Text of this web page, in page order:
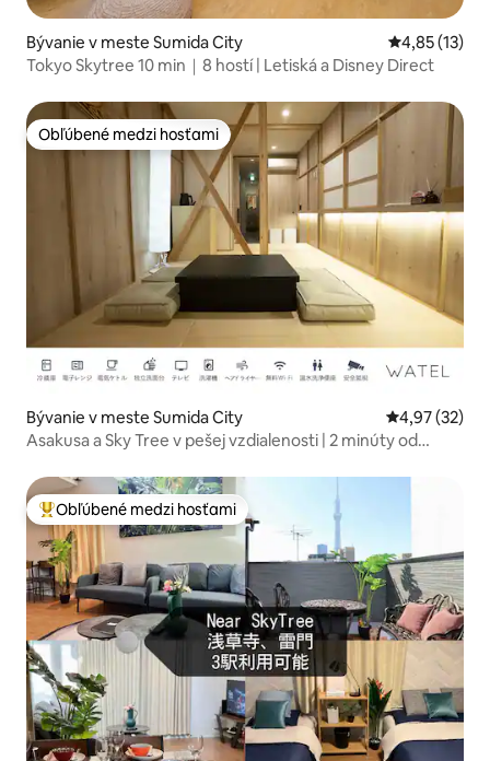
Bývanie v meste Sumida City Priemerné
4,85 (13)
Tokyo Skytree 10 min｜8 hostí | Letiská a Disney Direct
Obľúbené medzi hosťami
Obľúbené medzi hosťami
Bývanie v meste Sumida City Priemerné
4,97 (32)
Asakusa a Sky Tree v pešej vzdialenosti | 2 minúty od
Pobyt pre rodiny a skupiny v Tokiu
Najobľúbenejšie medzi hosťami
Obľúbené medzi hosťami